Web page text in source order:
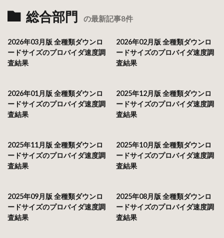
総合部門 の最新記事8件
2026年03月版 全種類ダウンロ
ードサイズのプロバイダ速度調
査結果
2026年02月版 全種類ダウンロ
ードサイズのプロバイダ速度調
査結果
2026年01月版 全種類ダウンロ
ードサイズのプロバイダ速度調
査結果
2025年12月版 全種類ダウンロ
ードサイズのプロバイダ速度調
査結果
2025年11月版 全種類ダウンロ
ードサイズのプロバイダ速度調
査結果
2025年10月版 全種類ダウンロ
ードサイズのプロバイダ速度調
査結果
2025年09月版 全種類ダウンロ
ードサイズのプロバイダ速度調
査結果
2025年08月版 全種類ダウンロ
ードサイズのプロバイダ速度調
査結果